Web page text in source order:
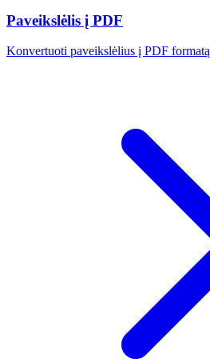
Paveikslėlis į PDF
Konvertuoti paveikslėlius į PDF formatą